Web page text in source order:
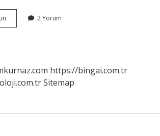
Çekirgenin
Kökü
2 Yorum
https://bingai.com.tr
Sitemap